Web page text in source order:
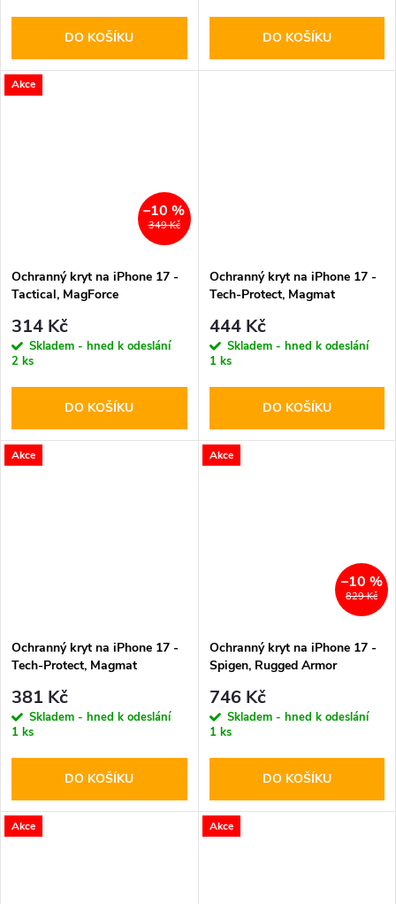
DO KOŠÍKU DO KOŠÍKU
Akce
349 Kč
–10 %
Ochranný kryt na iPhone 17 -
Tactical, MagForce
314 Kč
Skladem - hned k odeslání
2 ks
DO KOŠÍKU
Ochranný kryt na iPhone 17 -
Tech-Protect, Magmat
444 Kč
Skladem - hned k odeslání
1 ks
DO KOŠÍKU
Akce
Ochranný kryt na iPhone 17 -
Tech-Protect, Magmat
381 Kč
Skladem - hned k odeslání
1 ks
DO KOŠÍKU
Akce
829 Kč
–10 %
Ochranný kryt na iPhone 17 -
Spigen, Rugged Armor
746 Kč
Skladem - hned k odeslání
1 ks
DO KOŠÍKU
Akce Akce